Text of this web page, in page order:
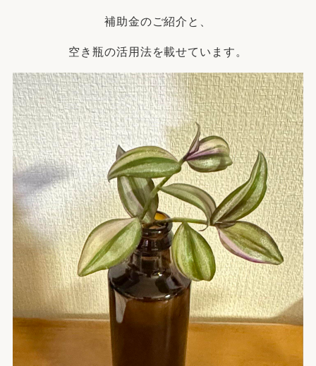
補助金のご紹介と、
空き瓶の活用法を載せています。